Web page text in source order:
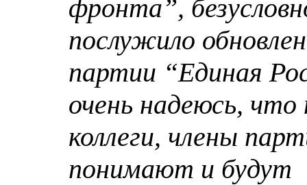
фронта”,
послужило
партии “Единая
очень надеюсь,
коллеги, члены
понимают и будут